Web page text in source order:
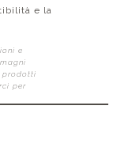
e la
e
prodotti
per